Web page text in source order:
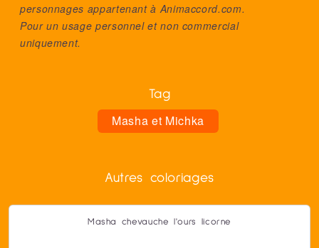
personnages appartenant àAnimaccord.com.
Pour un usage personnel et non commercial
uniquement.
Tag
Masha et Michka
Autres coloriages
Masha chevauche l'ours licorne